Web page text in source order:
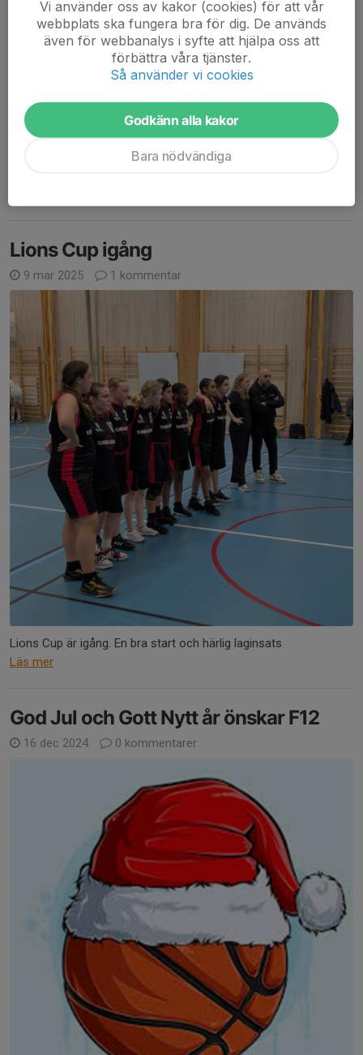
Vi körde en minicup igår i Nacka. Tack skuru för inbjudan. Bra
kämpat av tjejerna. Härligt. Nu är vi igång men lite matchspel
Lions Cup igång
9 mar 2025 1 kommentar
Lions Cup är igång. En bra start och härlig laginsats
Läs mer
God Jul och Gott Nytt år önskar F12
16 dec 2024 0 kommentarer
Vi använder oss av kakor (cookies) för att vår
webbplats ska fungera bra för dig. De används
även för webbanalys i syfte att hjälpa oss att
förbättra våra tjänster.
Så använder vi cookies
Godkänn alla kakor
Bara nödvändiga